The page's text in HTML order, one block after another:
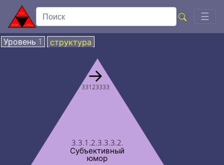
☰
Уровень 1 структура
3.3.1.2.3.3.3.2.
Субъективный
юмор
→
33123333